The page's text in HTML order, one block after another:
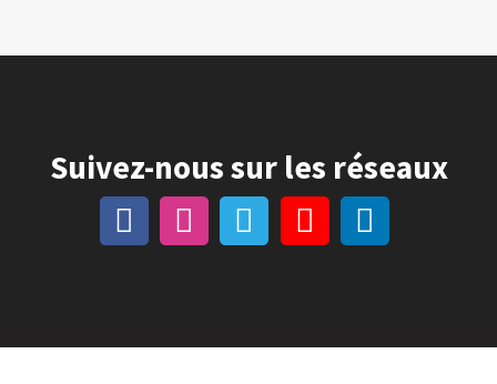
Suivez-nous sur les réseaux